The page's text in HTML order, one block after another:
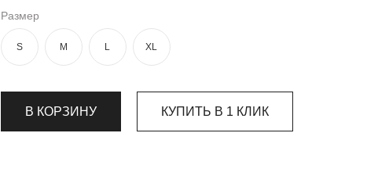
Размер
S M L XL
В КОРЗИНУ КУПИТЬ В 1 КЛИК